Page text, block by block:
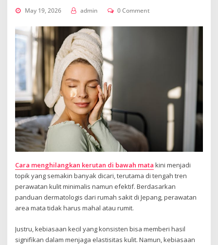
May 19, 2026 admin 0 Comment
Cara menghilangkan kerutan di bawah mata kini menjadi
topik yang semakin banyak dicari, terutama di tengah tren
perawatan kulit minimalis namun efektif. Berdasarkan
panduan dermatologis dari rumah sakit di Jepang, perawatan
area mata tidak harus mahal atau rumit.
Justru, kebiasaan kecil yang konsisten bisa memberi hasil
signifikan dalam menjaga elastisitas kulit. Namun, kebiasaan